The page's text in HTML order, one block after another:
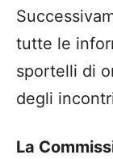
tutte le
sportelli di
degli
La